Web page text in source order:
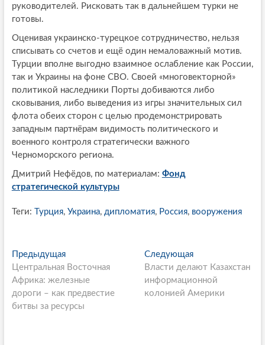
руководителей. Рисковать так в дальнейшем турки не
готовы.
Оценивая украинско-турецкое сотрудничество, нельзя
списывать со счетов и ещё один немаловажный мотив.
Турции вполне выгодно взаимное ослабление как России,
так и Украины на фоне СВО. Своей «многовекторной»
политикой наследники Порты добиваются либо
сковывания, либо выведения из игры значительных сил
флота обеих сторон с целью продемонстрировать
западным партнёрам видимость политического и
военного контроля стратегически важного
Черноморского региона.
Дмитрий Нефёдов, по материалам: Фонд
стратегической культуры
Теги: Турция, Украина, дипломатия, Россия, вооружения
P
o
s
t
ПредыдущаяП
р
е
д
ы
Центральная Восточная
Африка: железные
дороги – как предвестие
битвы за ресурсы
Следующая
л
е
д
Власти делают Казахстан
информационной
колонией Америки